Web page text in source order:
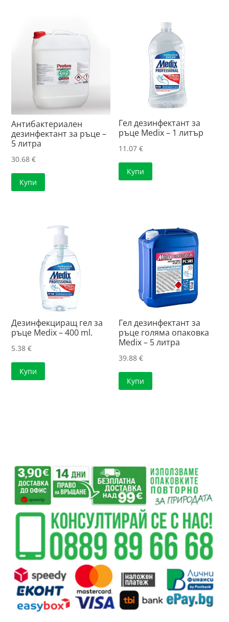
Антибактериален
дезинфектант за ръце –
5 литра
30.68€
Купи
Гел дезинфектант за
ръце Medix – 1 литър
11.07€
Купи
Дезинфекциращ гел за
ръце Medix – 400 ml.
5.38€
Купи
Гел дезинфектант за
ръце голяма опаковка
Medix – 5 литра
39.88€
Купи